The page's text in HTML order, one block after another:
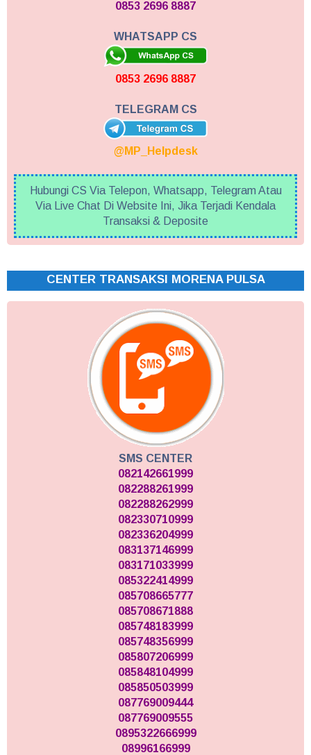
0853 2696 8887
WHATSAPP CS
0853 2696 8887
TELEGRAM CS
@MP_Helpdesk
Hubungi CS Via Telepon, Whatsapp, Telegram Atau
Via Live Chat Di Website Ini, Jika Terjadi Kendala
Transaksi & Deposite
CENTER TRANSAKSI MORENA PULSA
SMS CENTER
082142661999
082288261999
082288262999
082330710999
082336204999
083137146999
083171033999
085322414999
085708665777
085708671888
085748183999
085748356999
085807206999
085848104999
085850503999
087769009444
087769009555
0895322666999
08996166999